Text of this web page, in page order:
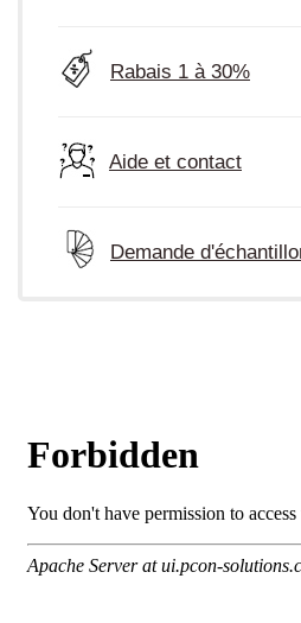
Rabais 1 à 30%
Aide et contact
Demande